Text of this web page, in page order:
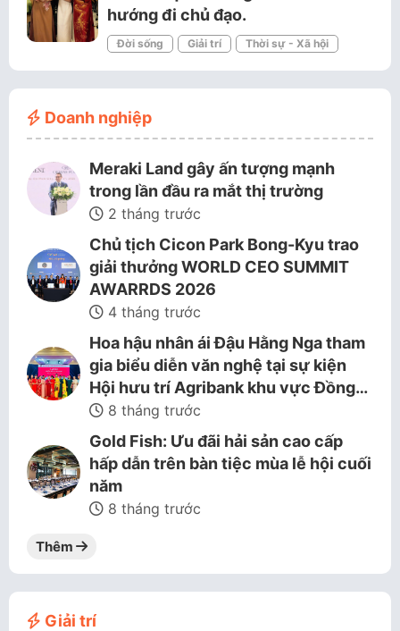
hướng đi chủ đạo.
Đời sống Giải trí Thời sự - Xã hội
Doanh nghiệp
Meraki Land gây ấn tượng mạnh
trong lần đầu ra mắt thị trường
2 tháng trước
Chủ tịch Cicon Park Bong-Kyu trao
giải thưởng WORLD CEO SUMMIT
AWARRDS 2026
4 tháng trước
Hoa hậu nhân ái Đậu Hằng Nga tham
gia biểu diễn văn nghệ tại sự kiện
Hội hưu trí Agribank khu vực Đồng…
8 tháng trước
Gold Fish: Ưu đãi hải sản cao cấp
hấp dẫn trên bàn tiệc mùa lễ hội cuối
năm
8 tháng trước
Thêm
Giải trí